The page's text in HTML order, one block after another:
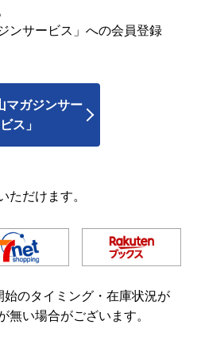
ンサービス」への会員登録
マガジンサー
ビス」
ただけます。
のタイミング・在庫状況が
い場合がございます。